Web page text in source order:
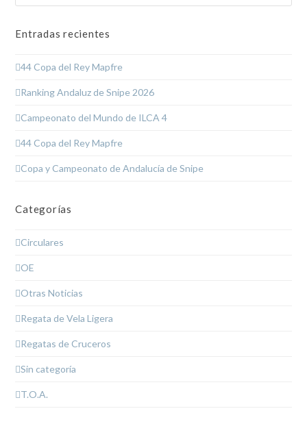
Entradas recientes
44 Copa del Rey Mapfre
Ranking Andaluz de Snipe 2026
Campeonato del Mundo de ILCA 4
44 Copa del Rey Mapfre
Copa y Campeonato de Andalucía de Snipe
Categorías
Circulares
OE
Otras Noticias
Regata de Vela Ligera
Regatas de Cruceros
Sin categoría
T.O.A.